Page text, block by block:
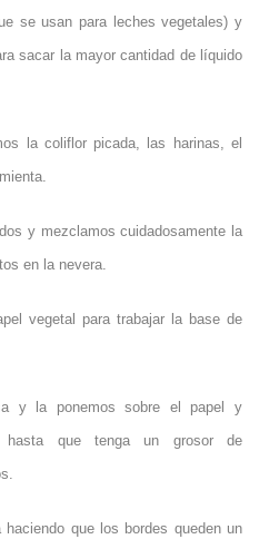
se usan para leches vegetales) y
sacar la mayor cantidad de líquido
la coliflor picada, las harinas, el
y mezclamos cuidadosamente la
en la nevera.
vegetal para trabajar la base de
y la ponemos sobre el papel y
hasta que tenga un grosor de
haciendo que los bordes queden un